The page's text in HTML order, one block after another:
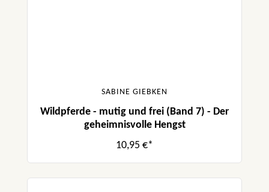
SABINE GIEBKEN
Wildpferde - mutig und frei (Band 7) - Der
geheimnisvolle Hengst
10,95 €*